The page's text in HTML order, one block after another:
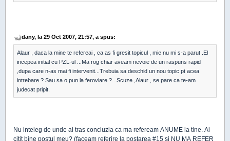
dany, la 29 Oct 2007, 21:57, a spus:
Alaur , daca la mine te refereai , ca as fi gresit topicul , mie nu mi s-a parut .El
incepea initial cu PZL-ul ...Ma rog chiar aveam nevoie de un raspuns rapid
,dupa care n-as mai fi intervenit...Trebuia sa deschid un nou topic pt acea
intrebare ? Sau sa o pun la feroviare ?...Scuze ,Alaur , se pare ca te-am
judecat pripit.
Nu inteleg de unde ai tras concluzia ca ma refeream ANUME la tine. Ai
citit bine postul meu? (faceam referire la postarea #15 si NU MA REFER